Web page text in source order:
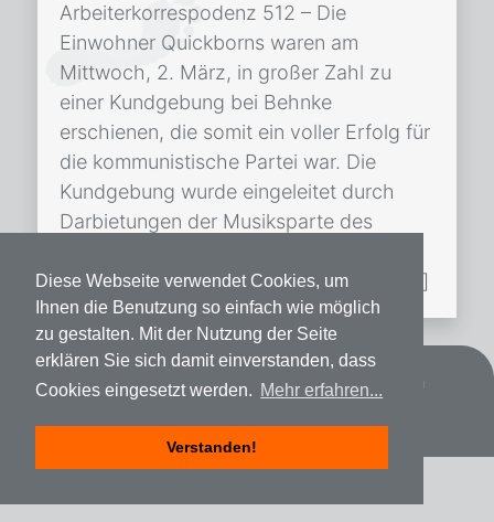
Diese Webseite verwendet Cookies, um
Ihnen die Benutzung so einfach wie möglich
zu gestalten. Mit der Nutzung der Seite
erklären Sie sich damit einverstanden, dass
Cookies eingesetzt werden. Mehr erfahren...
Verstanden!
Arbeiterkorrespodenz 512 – Die
Einwohner Quickborns waren am
Mittwoch, 2. März, in großer Zahl zu
einer Kundgebung bei Behnke
erschienen, die somit ein voller Erfolg für
die kommunistische Partei war. Die
Kundgebung wurde eingeleitet durch
Darbietungen der Musiksparte des
großem Beifall aufgenommen wurde. […]
Datenschutz Impressum Spenden